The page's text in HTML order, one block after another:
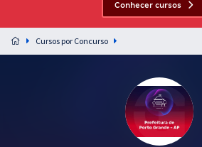
Preparação completa e intensiva para as principais
residências em saúde do Brasil
Conhecer cursos
Cursos por Concurso